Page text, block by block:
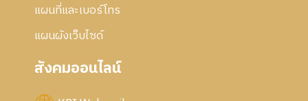
แผนที่และเบอร์โทร
แผนผังเว็บไซด์
สังคมออนไลน์